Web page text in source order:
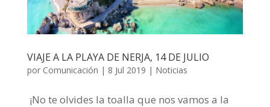
VIAJE A LA PLAYA DE NERJA, 14 DE JULIO
por Comunicación | 8 Jul 2019 | Noticias
¡No te olvides la toalla que nos vamos a la